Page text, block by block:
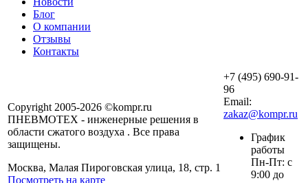
Блог
О компании
Отзывы
Контакты
Copyright 2005-2026 ©kompr.ru
ПНЕВМОТЕХ - инженерные решения в
области сжатого воздуха . Все права
защищены.
Москва, Малая Пироговская улица, 18, стр. 1
Посмотреть на карте
+7 (495) 690-91-
96
Email:
zakaz@kompr.ru
График
работы
Пн-Пт: с
9:00 до